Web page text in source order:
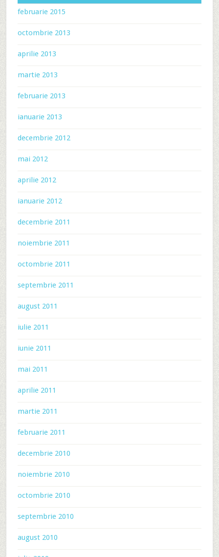
februarie 2015
octombrie 2013
aprilie 2013
martie 2013
februarie 2013
ianuarie 2013
decembrie 2012
mai 2012
aprilie 2012
ianuarie 2012
decembrie 2011
noiembrie 2011
octombrie 2011
septembrie 2011
august 2011
iulie 2011
iunie 2011
mai 2011
aprilie 2011
martie 2011
februarie 2011
decembrie 2010
noiembrie 2010
octombrie 2010
septembrie 2010
august 2010